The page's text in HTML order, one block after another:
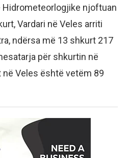
Hidrometeorlogjike njoftuan
Vardari në Veles arriti
ndërsa më 13 shkurt 217
për shkurtin në
Veles është vetëm 89